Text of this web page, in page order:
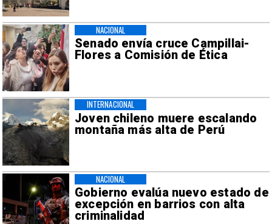
Senado envía cruce Campillai-
Flores a Comisión de Ética
NACIONAL
Joven chileno muere escalando
montaña más alta de Perú
INTERNACIONAL
Gobierno evalúa nuevo estado de
excepción en barrios con alta
criminalidad
NACIONAL